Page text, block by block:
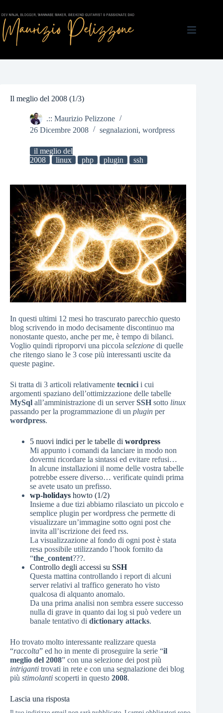
al
contenuto
Il meglio del 2008 (1/3)
.:: Maurizio Pelizzone
26 Dicembre 2008
segnalazioni, wordpress
il meglio del
2008
linux php plugin ssh
In questi ultimi 12 mesi ho trascurato parecchio questo
blog scrivendo in modo decisamente discontinuo ma
nonostante questo, anche per me, è tempo di bilanci.
Voglio quindi riproporvi una piccola selezione di quelle
che ritengo siano le 3 cose più interessanti uscite da
queste pagine.
Si tratta di 3 articoli relativamente tecnici i cui
argomenti spaziano dell’ottimizzazione delle tabelle
MySql all’amministrazione di un serverSSH sotto linux
passando per la programmazione di un plugin per
wordpress.
5 nuovi indici per le tabelle di wordpress
Mi appunto i comandi da lanciare in modo non
dovermi ricordare la sintassi ed evitare refusi…
In alcune installazioni il nome delle vostra tabelle
potrebbe essere diverso… verificate quindi prima
se avete usato un prefisso.
wp-holidays howto (1/2)
Insieme a due tizi abbiamo rilasciato un piccolo e
semplice plugin per wordpress che permette di
visualizzare un’immagine sotto ogni post che
invita all’iscrizione dei feed rss.
La visualizzazione al fondo di ogni post è stata
resa possibile utilizzando l’hook fornito da
“the_content???.
Controllo degli accessi su SSH
Questa mattina controllando i report di alcuni
server relativi al traffico generato ho visto
qualcosa di alquanto anomalo.
Da una prima analisi non sembra essere successo
nulla di grave in quanto dai log si può vedere un
banale tentativo di dictionary attacks.
Ho trovato molto interessante realizzare questa
“raccolta” ed ho in mente di proseguire la serie “il
meglio del 2008” con una selezione dei post più
intriganti trovati in rete e con una segnalazione dei blog
più stimolanti scoperti in questo 2008.
Lascia una risposta